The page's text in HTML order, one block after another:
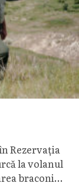
Rezervația
la volanul
braconi...